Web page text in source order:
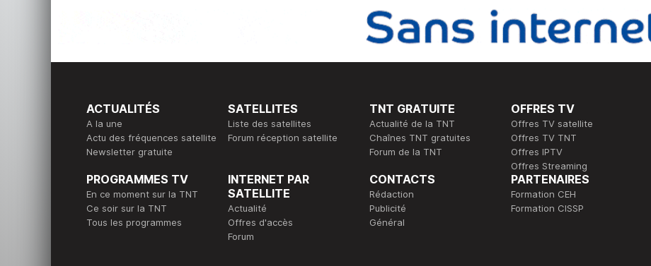
ACTUALITÉS
A la une
Actu des fréquences satellite
Newsletter gratuite
SATELLITES
Liste des satellites
Forum réception satellite
TNT GRATUITE
Actualité de la TNT
Chaînes TNT gratuites
Forum de la TNT
OFFRES TV
Offres TV satellite
Offres TV TNT
Offres IPTV
Offres Streaming
PROGRAMMES TV
En ce moment sur la TNT
Ce soir sur la TNT
Tous les programmes
INTERNET PAR
SATELLITE
Actualité
Offres d'accès
Forum
CONTACTS
Rédaction
Publicité
Général
PARTENAIRES
Formation CEH
Formation CISSP